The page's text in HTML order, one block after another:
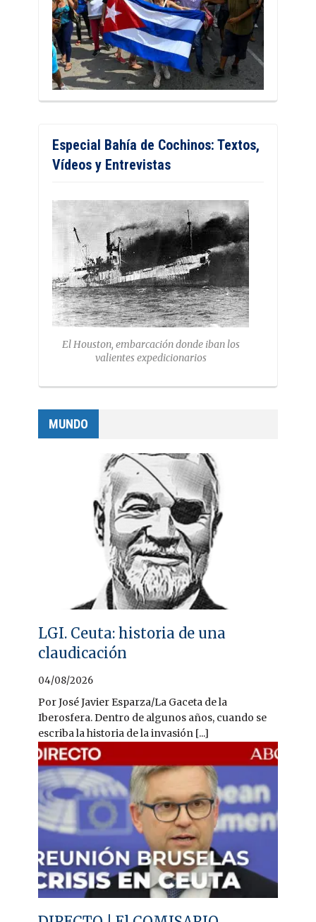
Especial Bahía de Cochinos: Textos,
Vídeos y Entrevistas
El Houston, embarcación donde iban los
valientes expedicionarios
MUNDO
LGI. Ceuta: historia de una
claudicación
04/08/2026
Por José Javier Esparza/La Gaceta de la
Iberosfera. Dentro de algunos años, cuando se
escriba la historia de la invasión [...]